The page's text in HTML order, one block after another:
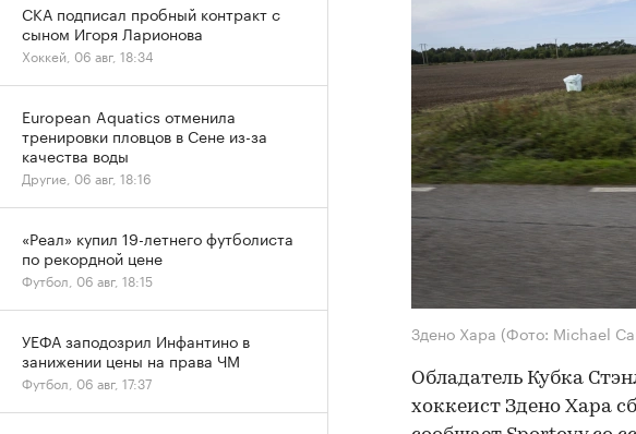
Здено Хара (Фото: Michael
Обладатель Кубка
хоккеист Здено Хара
СКА подписал пробный контракт с
сыном Игоря Ларионова
Хоккей, 06 авг, 18:34
European Aquatics отменила
тренировки пловцов в Сене из-за
качества воды
Другие, 06 авг, 18:16
«Реал» купил 19-летнего футболиста
по рекордной цене
Футбол, 06 авг, 18:15
УЕФА заподозрил Инфантино в
занижении цены на права ЧМ
Футбол, 06 авг, 17:37